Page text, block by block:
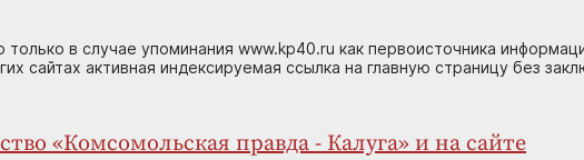
в случае упоминания www.kp40.ru как первоисточника
сайтах активная индексируемая ссылка на главную страницу без
«Комсомольская правда - Калуга» и на сайте